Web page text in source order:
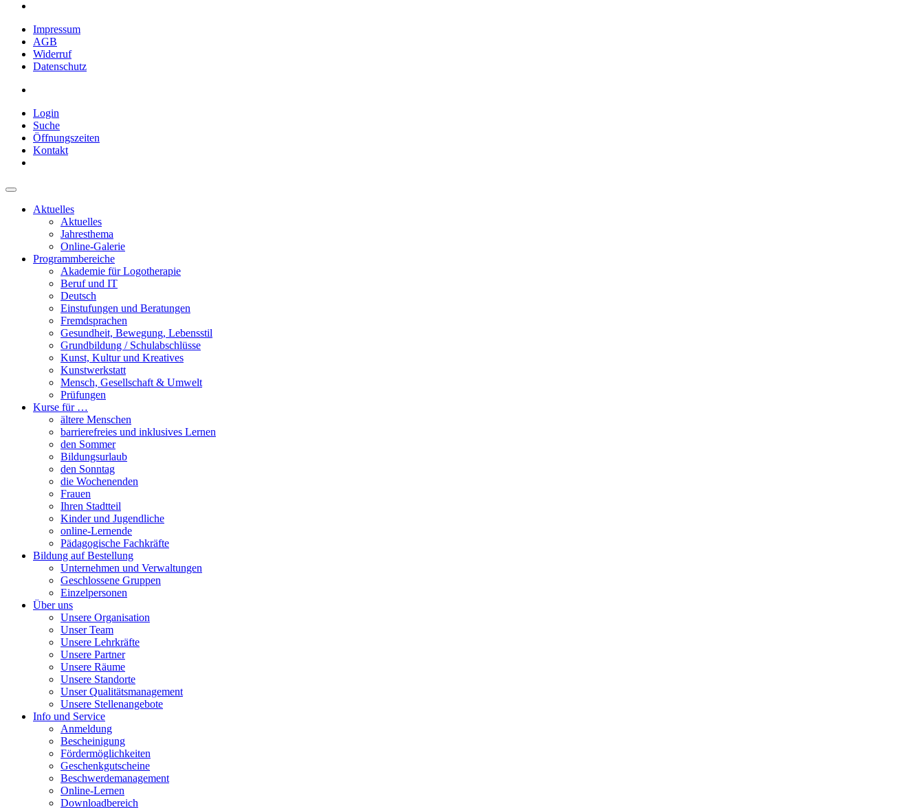
Impressum
AGB
Widerruf
Datenschutz
Login
Suche
Öffnungszeiten
Kontakt
Aktuelles
Aktuelles
Jahresthema
Online-Galerie
Programmbereiche
Akademie für Logotherapie
Beruf und IT
Deutsch
Einstufungen und Beratungen
Fremdsprachen
Gesundheit, Bewegung, Lebensstil
Grundbildung / Schulabschlüsse
Kunst, Kultur und Kreatives
Kunstwerkstatt
Mensch, Gesellschaft & Umwelt
Prüfungen
Kurse für …
ältere Menschen
barrierefreies und inklusives Lernen
den Sommer
Bildungsurlaub
den Sonntag
die Wochenenden
Frauen
Ihren Stadtteil
Kinder und Jugendliche
online-Lernende
Pädagogische Fachkräfte
Bildung auf Bestellung
Unternehmen und Verwaltungen
Geschlossene Gruppen
Einzelpersonen
Über uns
Unsere Organisation
Unser Team
Unsere Lehrkräfte
Unsere Partner
Unsere Räume
Unsere Standorte
Unser Qualitätsmanagement
Unsere Stellenangebote
Info und Service
Anmeldung
Bescheinigung
Fördermöglichkeiten
Geschenkgutscheine
Beschwerdemanagement
Online-Lernen
Downloadbereich